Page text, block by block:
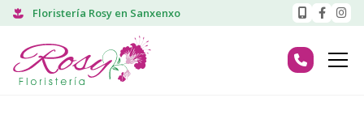
Floristería Rosy en Sanxenxo